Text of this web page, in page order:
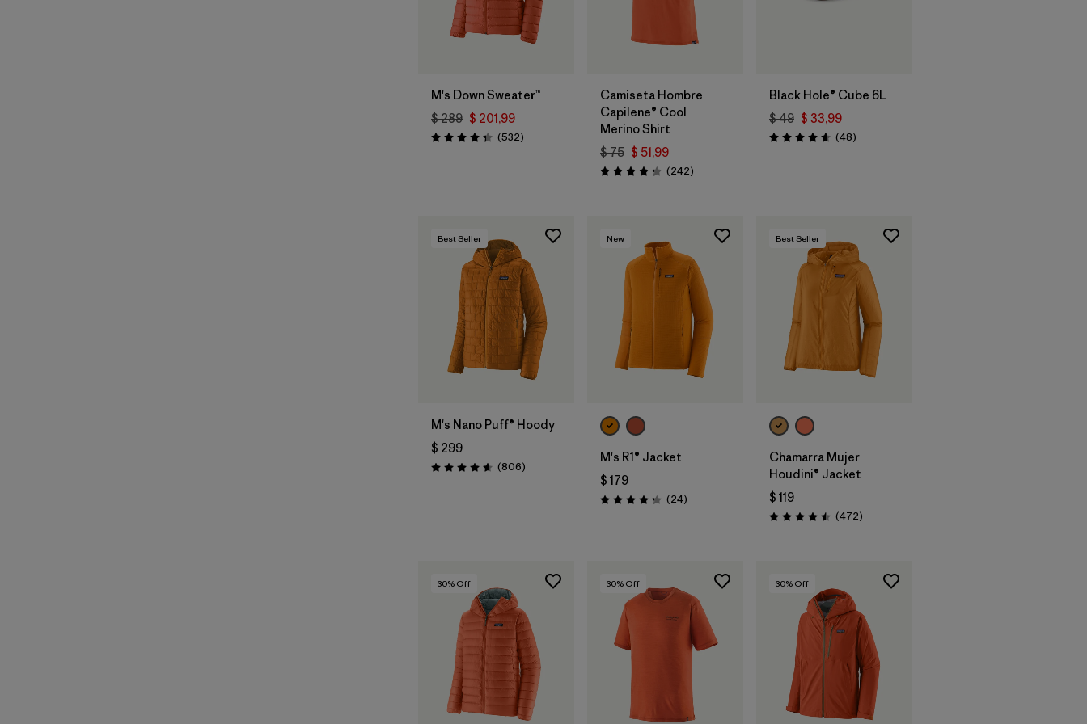
M's Down Sweater™
$ 289 $ 201,99
Valoración: 4.4 / 5
(532Comentarios
)
Camiseta Hombre
Capilene® Cool
Merino Shirt
$ 75 $ 51,99
Valoración: 4.3 / 5
(242Comentarios
)
Black Hole® Cube 6L
$ 49 $ 33,99
Valoración: 4.7 / 5
(48Comentarios
)
Best Seller
M's Nano Puff® Hoody
$ 299
Valoración: 4.6 / 5
(806Comentarios
)
New
M's R1® Jacket
$ 179
Valoración: 4.3 / 5
(24Comentarios
)
Best Seller
Chamarra Mujer
Houdini® Jacket
$ 119
Valoración: 4.5 / 5
(472Comentarios
)
30% Off 30% Off 30% Off